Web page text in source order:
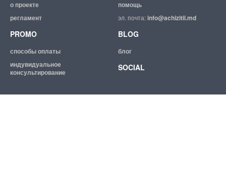
о проекте
регламент
помощь
эл. почта:info@achizitii.md
PROMO
способы оплаты
индувидуальное
консультирование
BLOG
блог
SOCIAL